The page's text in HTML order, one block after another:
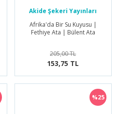
Akide Şekeri Yayınları
Afrika'da Bir Su Kuyusu |
Fethiye Ata | Bülent Ata
205,00 TL
153,75 TL
%25